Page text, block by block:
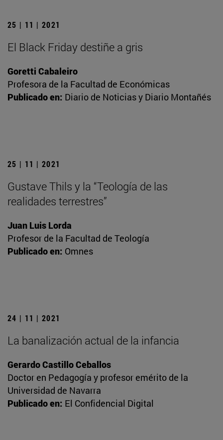
25 | 11 | 2021
El Black Friday destiñe a gris
Goretti Cabaleiro
Profesora de la Facultad de Económicas
Publicado en: Diario de Noticias y Diario Montañés
25 | 11 | 2021
Gustave Thils y la “Teología de las
realidades terrestres”
Juan Luis Lorda
Profesor de la Facultad de Teología
Publicado en: Omnes
24 | 11 | 2021
La banalización actual de la infancia
Gerardo Castillo Ceballos
Doctor en Pedagogía y profesor emérito de la
Universidad de Navarra
Publicado en: El Confidencial Digital